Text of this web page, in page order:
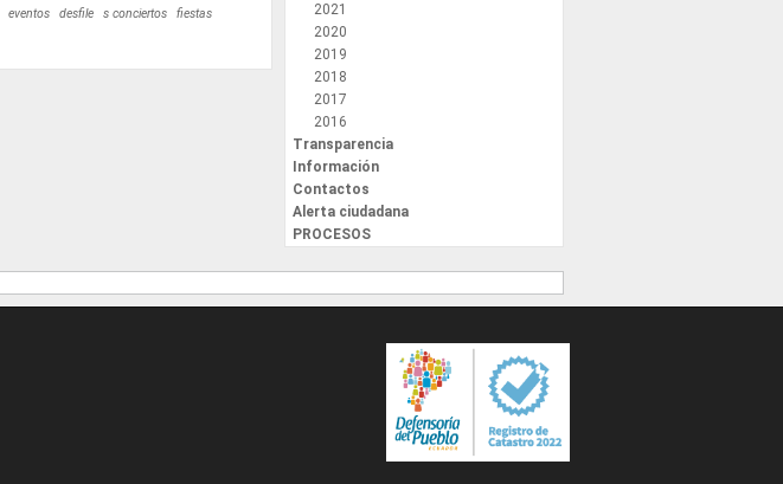
eventos desfile s conciertos
fiestas
2021
2020
2019
2018
2017
2016
Transparencia
Información
Contactos
Alerta ciudadana
PROCESOS